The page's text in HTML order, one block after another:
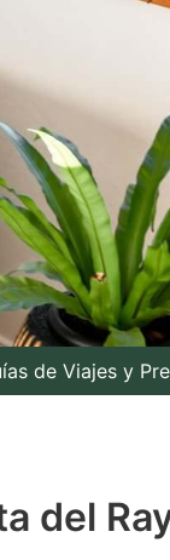
de Viajes y
del